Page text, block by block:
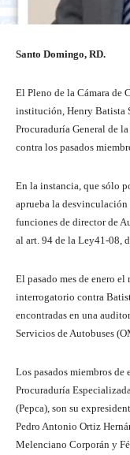
Santo Domingo, RD.
El Pleno de la Cámara de
institución, Henry Batista
Procuraduría General de
contra los pasados
En la instancia, que sólo
aprueba la
funciones de director de
al art. 94 de la Ley41-08,
El pasado mes de enero
interrogatorio contra
encontradas en una
Servicios de Autobuses
Los pasados miembros de
Procuraduría
(Pepca), son su
Pedro Antonio Ortiz
Melenciano Corporán y